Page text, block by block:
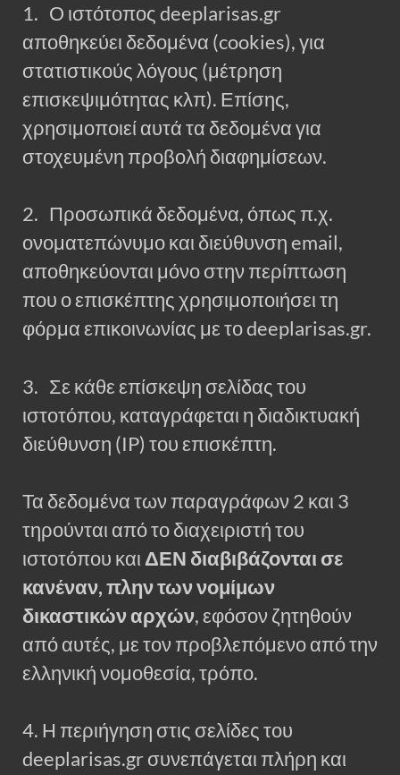
1. Ο ιστότοπος deeplarisas.gr
αποθηκεύει δεδομένα (cookies), για
στατιστικούς λόγους (μέτρηση
επισκεψιμότητας κλπ). Επίσης,
χρησιμοποιεί αυτά τα δεδομένα για
στοχευμένη προβολή διαφημίσεων.
2. Προσωπικά δεδομένα, όπως π.χ.
ονοματεπώνυμο και διεύθυνση email,
αποθηκεύονται μόνο στην περίπτωση
που ο επισκέπτης χρησιμοποιήσει τη
φόρμα επικοινωνίας με το deeplarisas.gr.
3. Σε κάθε επίσκεψη σελίδας του
ιστοτόπου, καταγράφεται η διαδικτυακή
διεύθυνση (IP) του επισκέπτη.
Τα δεδομένα των παραγράφων 2 και 3
τηρούνται από το διαχειριστή του
ιστοτόπου και ΔΕΝ διαβιβάζονται σε
κανέναν, πλην των νομίμων
δικαστικών αρχών, εφόσον ζητηθούν
από αυτές, με τον προβλεπόμενο από την
ελληνική νομοθεσία, τρόπο.
4. Η περιήγηση στις σελίδες του
deeplarisas.gr συνεπάγεται πλήρη και